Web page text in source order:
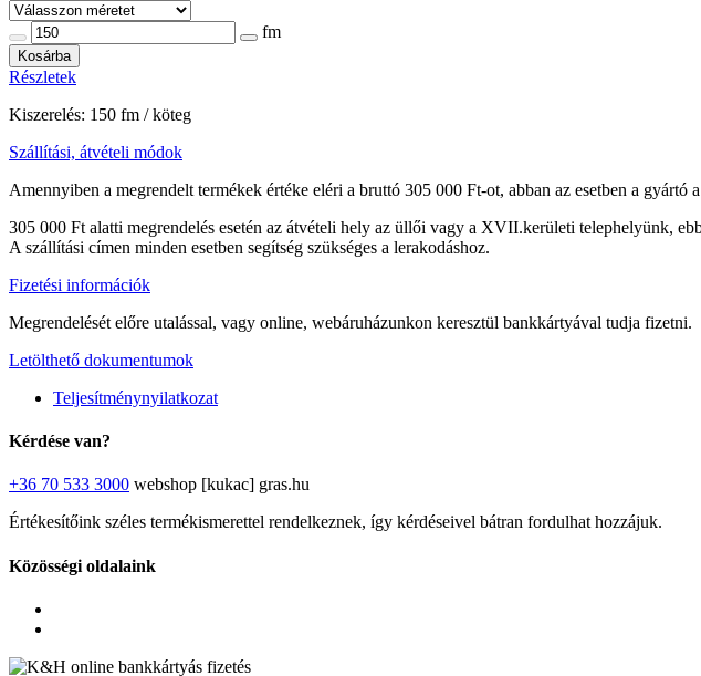
fm
Kosárba
Részletek
Kiszerelés: 150 fm / köteg
Szállítási, átvételi módok
Amennyiben a megrendelt termékek értéke eléri a bruttó 305 000 Ft-ot, abban az esetben a
305 000 Ft alatti megrendelés esetén az átvételi hely az üllői vagy a XVII.kerületi telephelyünk,
A szállítási címen minden esetben segítség szükséges a lerakodáshoz.
Fizetési információk
Megrendelését előre utalással, vagy online, webáruházunkon keresztül bankkártyával tudja fizetni.
Letölthető dokumentumok
Teljesítménynyilatkozat
Kérdése van?
+36 70 533 3000 webshop [kukac] gras.hu
Értékesítőink széles termékismerettel rendelkeznek, így kérdéseivel bátran fordulhat hozzájuk.
Közösségi oldalaink